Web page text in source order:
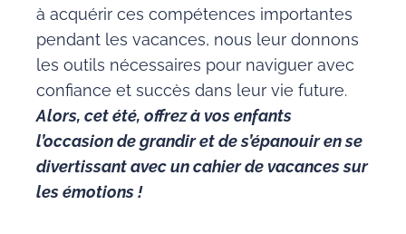
à acquérir ces compétences importantes
pendant les vacances, nous leur donnons
les outils nécessaires pour naviguer avec
confiance et succès dans leur vie future.
Alors, cet été, offrez à vos enfants
l’occasion de grandir et de s’épanouir en se
divertissant avec un cahier de vacances sur
les émotions !